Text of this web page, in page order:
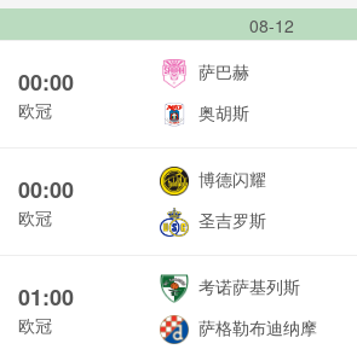
08-12
00:00
欧冠
萨巴赫
奥胡斯
00:00
欧冠
博德闪耀
圣吉罗斯
01:00
欧冠
考诺萨基列斯
萨格勒布迪纳摩